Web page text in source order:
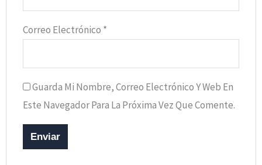
Correo Electrónico *
Guarda Mi Nombre, Correo Electrónico Y Web En
Este Navegador Para La Próxima Vez Que Comente.